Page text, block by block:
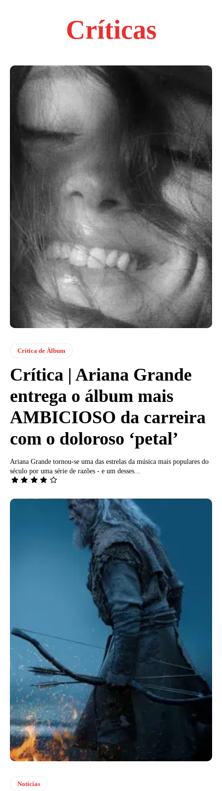
Críticas
Crítica de Álbum
Crítica | Ariana Grande
entrega o álbum mais
AMBICIOSO da carreira
com o doloroso ‘petal’
Ariana Grande tornou-se uma das estrelas da música mais populares do
século por uma série de razões - e um desses...
Notícias